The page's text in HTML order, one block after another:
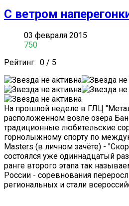
С ветром
03 февраля 2015
750
Рейтинг: 0 / 5
На прошлой неделе в ГЛЦ
расположенном возле озера
традиционные любительские
горнолыжному спорту по
Masters (в личном зачёте) -
состоялся уже одиннадцатый
ранге второго этапа так
России - соревнования
региональных и стали